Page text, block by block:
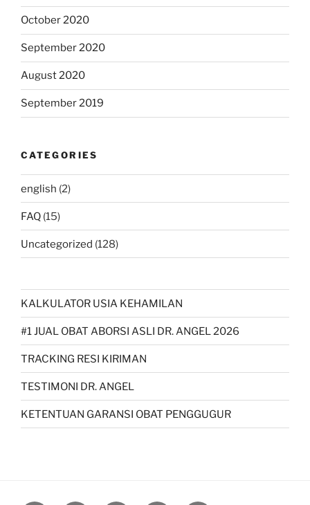
October 2020
September 2020
August 2020
September 2019
CATEGORIES
english (2)
FAQ (15)
Uncategorized (128)
KALKULATOR USIA KEHAMILAN
#1 JUAL OBAT ABORSI ASLI DR. ANGEL 2026
TRACKING RESI KIRIMAN
TESTIMONI DR. ANGEL
KETENTUAN GARANSI OBAT PENGGUGUR